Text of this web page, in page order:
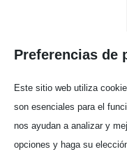
Preferencias de
Este sitio web utiliza
son esenciales para el
nos ayudan a analizar y
opciones y haga su